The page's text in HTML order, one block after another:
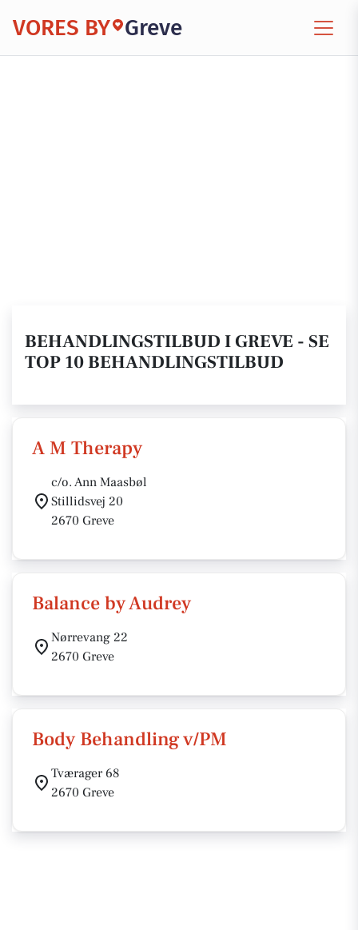
VORES BY Greve
BEHANDLINGSTILBUD I GREVE - SE
TOP 10 BEHANDLINGSTILBUD
A M Therapy
c/o. Ann Maasbøl
Stillidsvej 20
2670 Greve
Balance by Audrey
Nørrevang 22
2670 Greve
Body Behandling v/PM
Tværager 68
2670 Greve